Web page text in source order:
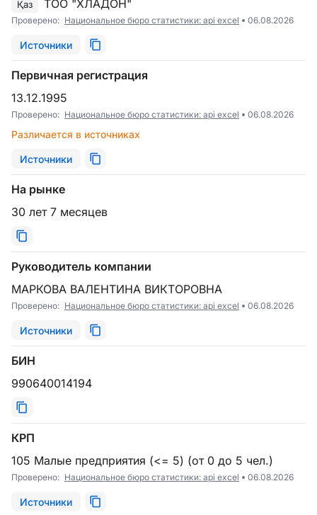
Қаз ТОО "ХЛАДОН"
Проверено: Национальное бюро статистики: api excel 06.08.2026
Источники
Первичная регистрация
13.12.1995
Проверено: Национальное бюро статистики: api excel 06.08.2026
Различается в источниках
Источники
На рынке
30 лет 7 месяцев
Руководитель компании
МАРКОВА ВАЛЕНТИНА ВИКТОРОВНА
Проверено: Национальное бюро статистики: api excel 06.08.2026
Источники
БИН
990640014194
КРП
105 Малые предприятия (<= 5) (от 0 до 5 чел.)
Проверено: Национальное бюро статистики: api excel 06.08.2026
Источники